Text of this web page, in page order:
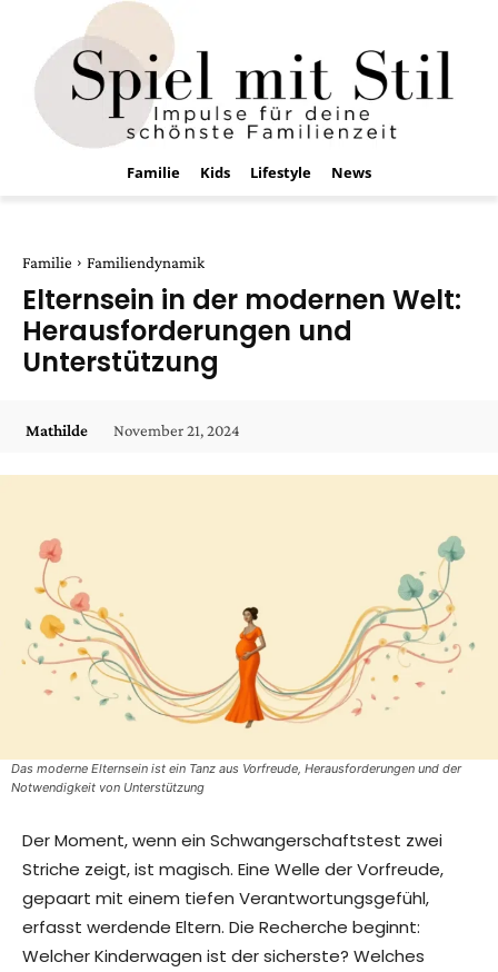
Familie Kids Lifestyle News
Familie Familiendynamik
Elternsein in der modernen Welt:
Herausforderungen und
Unterstützung
Mathilde November 21, 2024
Das moderne Elternsein ist ein Tanz aus Vorfreude, Herausforderungen und der
Notwendigkeit von Unterstützung
Der Moment, wenn ein Schwangerschaftstest zwei
Striche zeigt, ist magisch. Eine Welle der Vorfreude,
gepaart mit einem tiefen Verantwortungsgefühl,
erfasst werdende Eltern. Die Recherche beginnt:
Welcher Kinderwagen ist der sicherste? Welches